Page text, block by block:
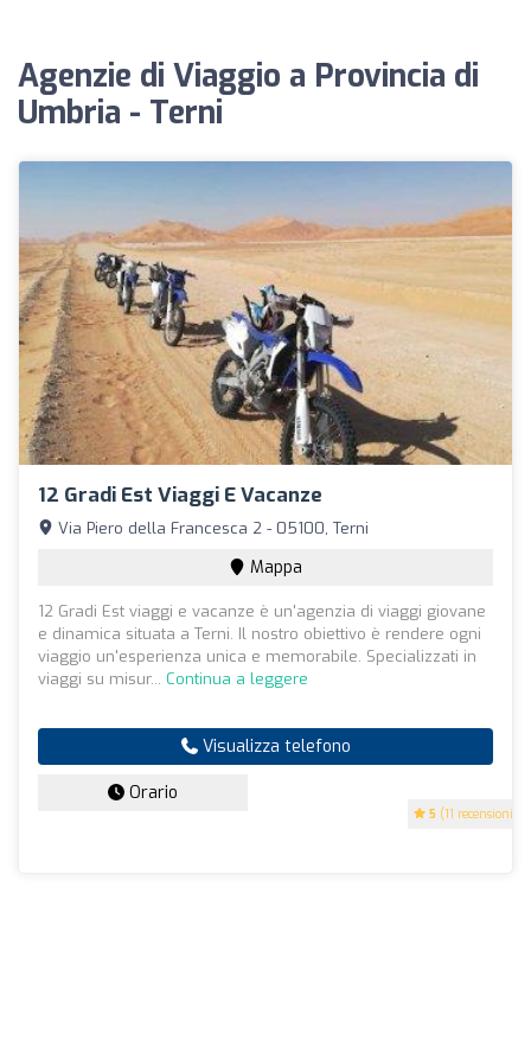
Agenzie di Viaggio a Provincia di
Umbria - Terni
12 Gradi Est Viaggi E Vacanze
5 (11 recensioni)
Via Piero della Francesca 2 - 05100, Terni
Mappa
12 Gradi Est viaggi e vacanze è un'agenzia di viaggi giovane
e dinamica situata a Terni. Il nostro obiettivo è rendere ogni
viaggio un'esperienza unica e memorabile. Specializzati in
viaggi su misur... Continua a leggere
Visualizza telefono
Orario